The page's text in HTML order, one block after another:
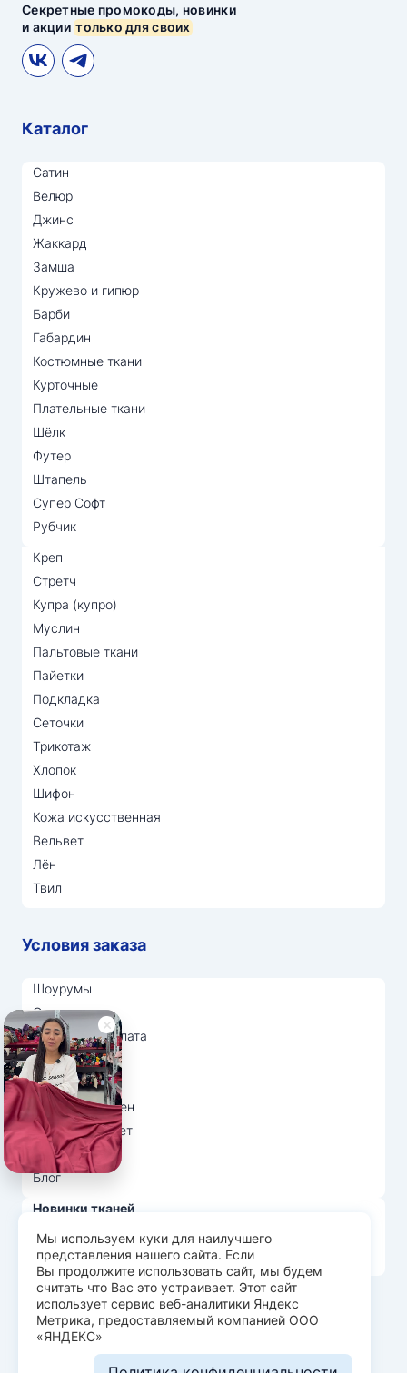
Секретные промокоды, новинки
и акциитолько для своих
Каталог
Сатин
Велюр
Джинс
Жаккард
Замша
Кружево и гипюр
Барби
Габардин
Костюмные ткани
Курточные
Плательные ткани
Шёлк
Футер
Штапель
Супер Софт
Рубчик
Креп
Стретч
Купра (купро)
Муслин
Пальтовые ткани
Пайетки
Подкладка
Сеточки
Трикотаж
Хлопок
Шифон
Кожа искусственная
Вельвет
Лён
Твил
Условия заказа
Шоурумы
Отзывы
Доставка и оплата
О нас
Вопрос-ответ
Возврат и обмен
Личный кабинет
Ткани оптом
Блог
Новинки тканей
Распродажа тканей
Лидеры продаж
© Арт Текс — продажа тканей оптом, 2026
Пользовательское соглашение
Политика конфиденциальности
Мы используем куки для наилучшего
представления нашего сайта. Если
Вы продолжите использовать сайт, мы будем
считать что Вас это устраивает. Этот сайт
использует сервис веб-аналитики Яндекс
Метрика, предоставляемый компанией ООО
«ЯНДЕКС»